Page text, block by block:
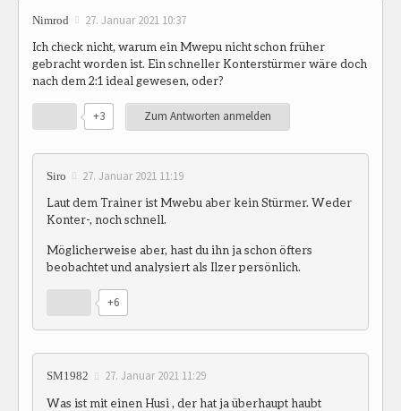
Nimrod 27. Januar 2021 10:37
Ich check nicht, warum ein Mwepu nicht schon früher
gebracht worden ist. Ein schneller Konterstürmer wäre doch
nach dem 2:1 ideal gewesen, oder?
+3 Zum Antworten anmelden
Siro 27. Januar 2021 11:19
Laut dem Trainer ist Mwebu aber kein Stürmer. Weder
Konter-, noch schnell.
Möglicherweise aber, hast du ihn ja schon öfters
beobachtet und analysiert als Ilzer persönlich.
+6
SM1982 27. Januar 2021 11:29
Was ist mit einen Husi , der hat ja überhaupt haubt